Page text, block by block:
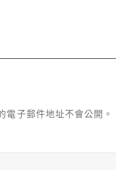
電子郵件地址不會公開。